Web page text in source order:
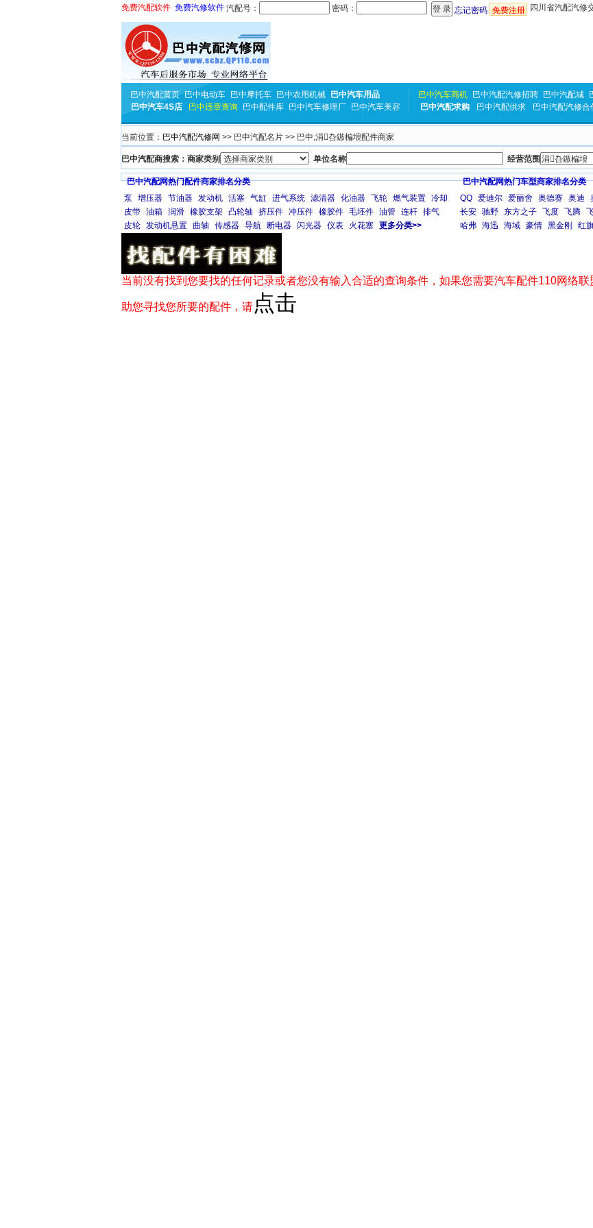
免费汽配软件 免费汽修软件 汽配号： 密码： 忘记密码 免费注册 四川省汽配汽修
巴中汽配黄页 巴中电动车 巴中摩托车 巴中农用机械
巴中汽车用品
巴中汽车4S店
巴中违章查询 巴中配件库 巴中汽车修理厂 巴中汽车美容
巴中汽车商机 巴中汽配汽修招聘 巴中汽配城
巴中汽配求购
巴中汽配供求 巴中汽配汽修合
当前位置： 巴中汽配汽修网 >> 巴中汽配名片 >> 巴中,涓叴鏃楄埌配件商家
巴中汽配商搜索：商家类别 单位名称 经营范围
巴中汽配网热门配件商家排名分类
泵
增压器 节油器 发动机 活塞 气缸 进气系统 滤清器 化油器 飞轮 燃气装置 冷却
皮带 油箱 润滑 橡胶支架 凸轮轴 挤压件 冲压件 橡胶件 毛坯件 油管 连杆 排气
皮轮 发动机悬置 曲轴 传感器 导航 断电器 闪光器 仪表 火花塞 更多分类>>
巴中汽配网热门车型商家排名分类
QQ 爱迪尔 爱丽舍 奥德赛 奥迪
长安 驰野 东方之子 飞度 飞腾
哈弗 海迅 海域 豪情 黑金刚 红
当前没有找到您要找的任何记录或者您没有输入合适的查询条件，如果您需要汽车配件110网络联
助您寻找您所要的配件，请 点击